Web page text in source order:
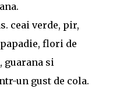
ceai verde, pir,
flori de
guarana si
un gust de cola.